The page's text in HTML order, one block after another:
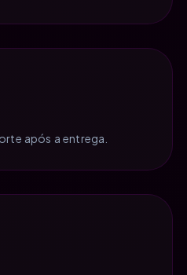
após a entrega.